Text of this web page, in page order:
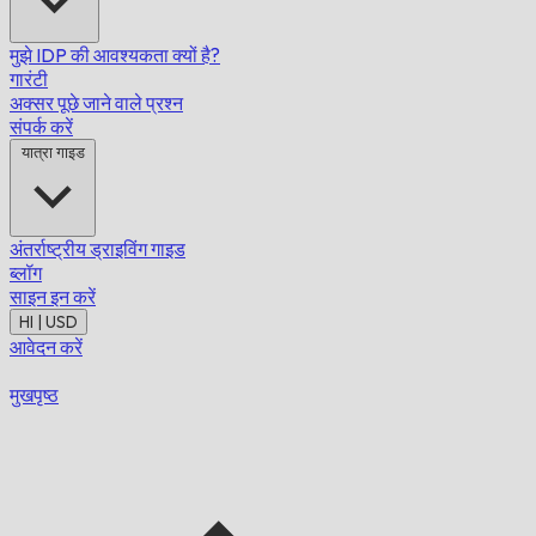
मुझे IDP की आवश्यकता क्यों है?
गारंटी
अक्सर पूछे जाने वाले प्रश्न
संपर्क करें
यात्रा गाइड
अंतर्राष्ट्रीय ड्राइविंग गाइड
ब्लॉग
साइन इन करें
HI | USD
आवेदन करें
मुखपृष्ठ